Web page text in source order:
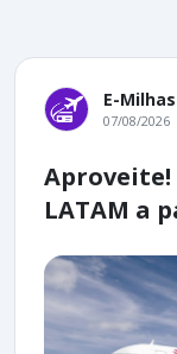
E-Milhas
07/08/2026
Aproveite!
LATAM a